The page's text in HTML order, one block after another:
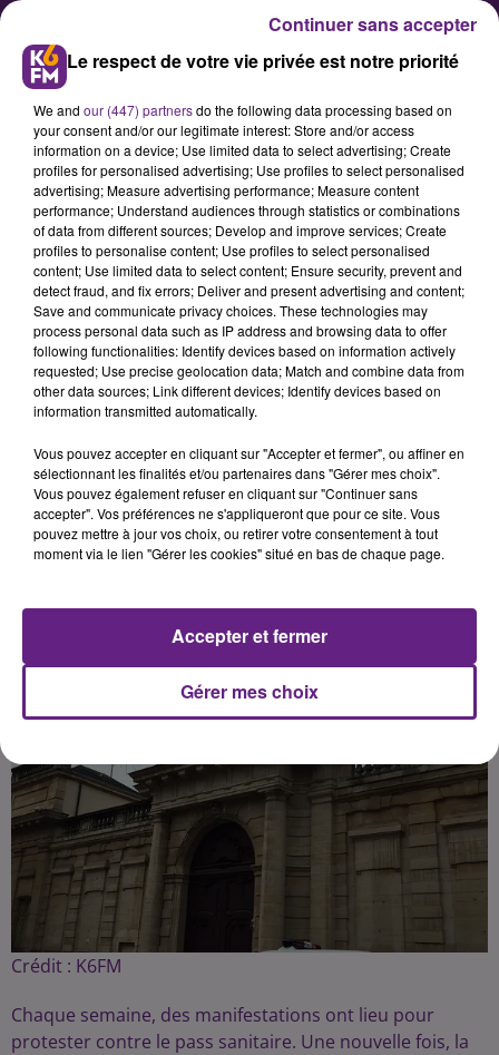
Pass sanitaire : interdiction de
manifester dans certaines rues
du centre-ville
Depuis quelques semaines, la
préfecture de Côte d’Or interdit les
manifestations dans certaines
cas pour ce samedi 21 août.
Publié : 20 août 2021 à 16h46 par Amélie Brenon
Crédit : K6FM
Chaque semaine, des manifestations ont lieu pour
protester contre le pass sanitaire. Une nouvelle fois, la
Le respect de votre vie privée est notre priorité
We and our (447) partnersdo the following data processing based on
your consent and/or our legitimate interest: Store and/or access
information on a device; Use limited data to select advertising; Create
profiles for personalised advertising; Use profiles to select personalised
advertising; Measure advertising performance; Measure content
performance; Understand audiences through statistics or combinations
of data from different sources; Develop and improve services; Create
profiles to personalise content; Use profiles to select personalised
content; Use limited data to select content; Ensure security, prevent and
detect fraud, and fix errors; Deliver and present advertising and content;
Save and communicate privacy choices. These technologies may
process personal data such as IP address and browsing data to offer
following functionalities: Identify devices based on information actively
requested; Use precise geolocation data; Match and combine data from
other data sources; Link different devices; Identify devices based on
information transmitted automatically.
Vous pouvez accepter en cliquant sur "Accepter et fermer", ou affiner en
sélectionnant les finalités et/ou partenaires dans "Gérer mes choix".
Vous pouvez également refuser en cliquant sur "Continuer sans
accepter". Vos préférences ne s'appliqueront que pour ce site. Vous
pouvez mettre à jour vos choix, ou retirer votre consentement à tout
moment via le lien "Gérer les cookies" situé en bas de chaque page.
Gérer mes choix
Accepter et fermer
Continuer sans accepter